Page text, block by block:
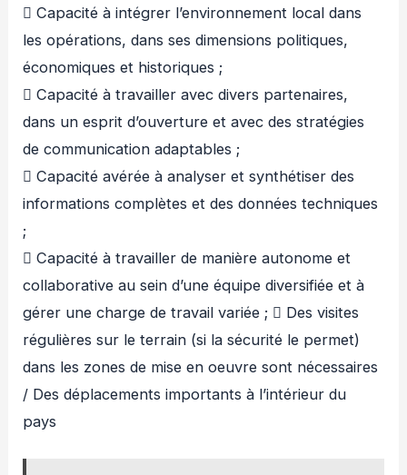
 Capacité à intégrer l’environnement local dans
les opérations, dans ses dimensions politiques,
économiques et historiques ;
 Capacité à travailler avec divers partenaires,
dans un esprit d’ouverture et avec des stratégies
de communication adaptables ;
 Capacité avérée à analyser et synthétiser des
informations complètes et des données techniques
;
 Capacité à travailler de manière autonome et
collaborative au sein d’une équipe diversifiée et à
gérer une charge de travail variée ;  Des visites
régulières sur le terrain (si la sécurité le permet)
dans les zones de mise en oeuvre sont nécessaires
/ Des déplacements importants à l’intérieur du
pays